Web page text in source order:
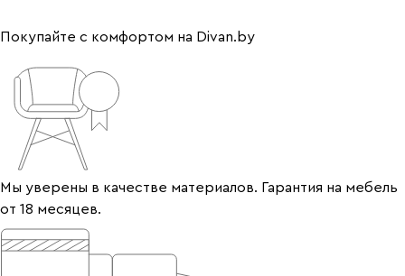
Покупайте с комфортом на Divan.by
Мы уверены в качестве материалов. Гарантия на мебель
от 18 месяцев.